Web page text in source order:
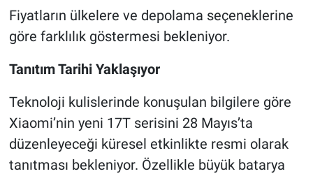
Fiyatların ülkelere ve depolama seçeneklerine
göre farklılık göstermesi bekleniyor.
Tanıtım Tarihi Yaklaşıyor
Teknoloji kulislerinde konuşulan bilgilere göre
Xiaomi’nin yeni 17T serisini 28 Mayıs’ta
düzenleyeceği küresel etkinlikte resmi olarak
tanıtması bekleniyor. Özellikle büyük batarya